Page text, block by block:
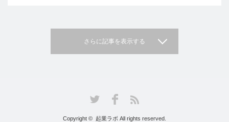
さらに記事を表示する
RSS
Copyright © 起業ラボ All rights reserved.